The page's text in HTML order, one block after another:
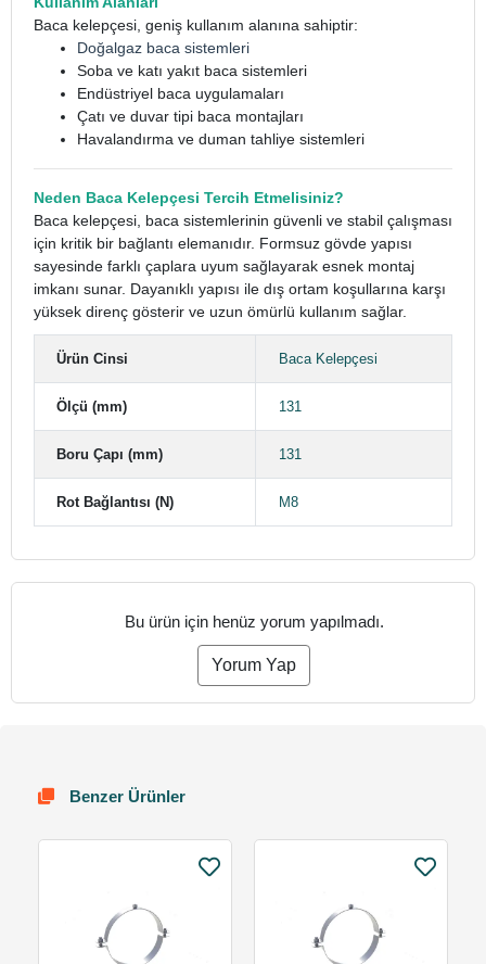
Baca kelepçesi, geniş kullanım alanına sahiptir:
Doğalgaz baca sistemleri
Soba ve katı yakıt baca sistemleri
Endüstriyel baca uygulamaları
Çatı ve duvar tipi baca montajları
Havalandırma ve duman tahliye sistemleri
Neden Baca Kelepçesi Tercih Etmelisiniz?
Baca kelepçesi, baca sistemlerinin güvenli ve stabil çalışması
için kritik bir bağlantı elemanıdır. Formsuz gövde yapısı
sayesinde farklı çaplara uyum sağlayarak esnek montaj
imkanı sunar. Dayanıklı yapısı ile dış ortam koşullarına karşı
yüksek direnç gösterir ve uzun ömürlü kullanım sağlar.
Ürün Cinsi Baca Kelepçesi
Ölçü (mm) 131
Boru Çapı (mm) 131
Rot Bağlantısı (N) M8
Bu ürün için henüz yorum yapılmadı.
Yorum Yap
Benzer Ürünler